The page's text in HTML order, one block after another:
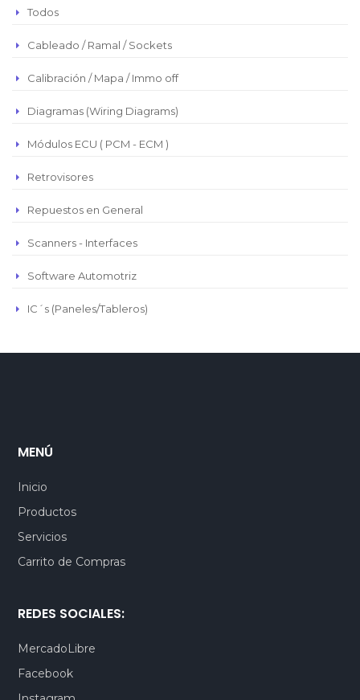
Euro
Real Brasilero
Todos
Cableado / Ramal / Sockets
Calibración / Mapa / Immo off
Diagramas (Wiring Diagrams)
Módulos ECU ( PCM - ECM )
Retrovisores
Repuestos en General
Scanners - Interfaces
Software Automotriz
IC´s (Paneles/Tableros)
MENÚ
Inicio
Productos
Servicios
Carrito de Compras
REDES SOCIALES:
MercadoLibre
Facebook